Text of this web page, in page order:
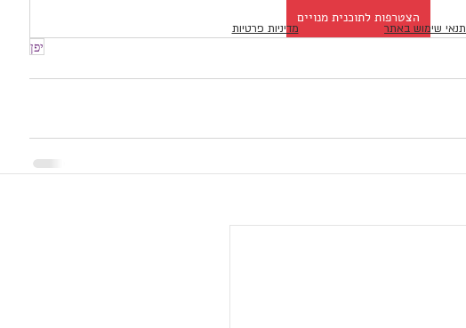
הצטרפות לתוכנית מנויים
יפן
מדיניות פרטיות תנאי שימוש באתר